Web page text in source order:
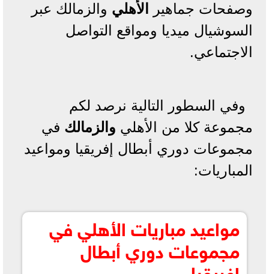
وصفحات جماهير
الأهلي والزمالك عبر
السوشيال ميديا ومواقع التواصل
الاجتماعي.
وفي السطور التالية نرصد لكم
مجموعة كلا من الأهلي والزمالك في
مجموعات دوري أبطال إفريقيا ومواعيد
المباريات:
مواعيد مباريات الأهلي في
مجموعات دوري أبطال